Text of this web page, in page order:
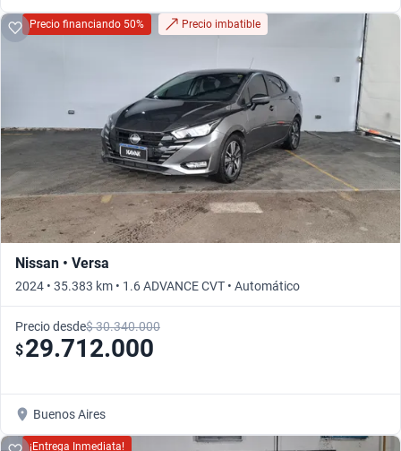
Precio financiando 50% Precio imbatible
Nissan • Versa
2024 • 35.383 km • 1.6 ADVANCE CVT • Automático
Precio desde$ 30.340.000
$29.712.000
Buenos Aires
¡Entrega Inmediata!